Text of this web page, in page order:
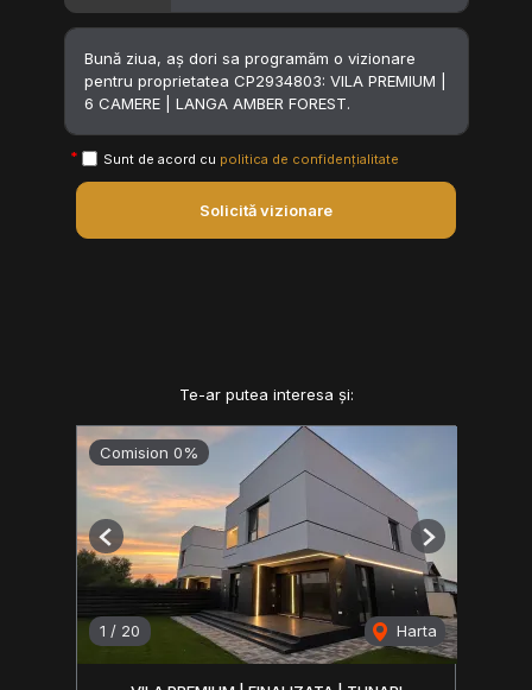
Sunt de acord cu politica de confidențialitate
Solicită vizionare
Te-ar putea interesa și:
Comision 0%
1 / 20 Harta
Previous Next